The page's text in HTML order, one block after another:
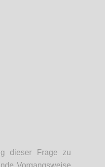
dieser Frage zu
Vorgangsweise